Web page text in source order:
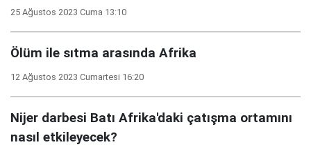
25 Ağustos 2023 Cuma 13:10
Ölüm ile sıtma arasında Afrika
12 Ağustos 2023 Cumartesi 16:20
Nijer darbesi Batı Afrika'daki çatışma ortamını
nasıl etkileyecek?